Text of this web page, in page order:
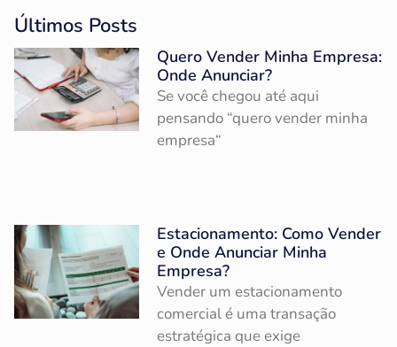
Últimos Posts
Quero Vender Minha Empresa:
Onde Anunciar?
Se você chegou até aqui
pensando “quero vender minha
empresa“
Estacionamento: Como Vender
e Onde Anunciar Minha
Empresa?
Vender um estacionamento
comercial é uma transação
estratégica que exige